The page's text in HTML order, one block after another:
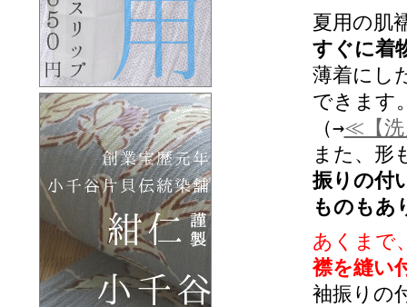
夏用の肌
すぐに着
薄着にし
できます
（→≪【洗
また、形
振りの付
ものもあ
あくまで
襟を縫い
袖振りの